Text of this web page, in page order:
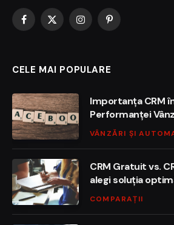
Facebook
X
InstagramPinterest
CELE MAI POPULARE
Importanța CRM
Performanței
VÂNZĂRI ȘI
CRM Gratuit vs.
alegi soluția
ta?
COMPARAȚII